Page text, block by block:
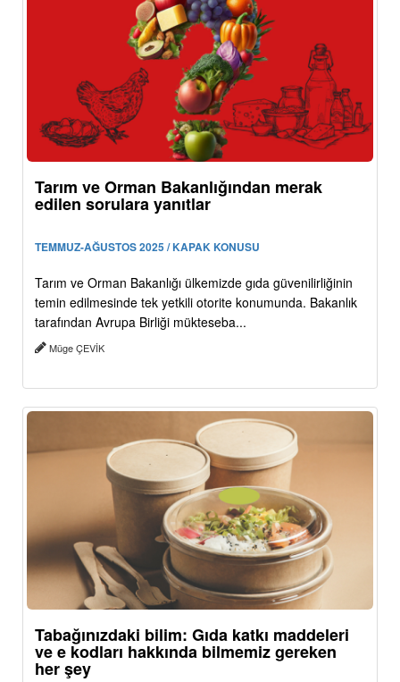
Tarım ve Orman Bakanlığından merak
edilen sorulara yanıtlar
TEMMUZ-AĞUSTOS 2025 / KAPAK KONUSU
Tarım ve Orman Bakanlığı ülkemizde gıda güvenilirliğinin
temin edilmesinde tek yetkili otorite konumunda. Bakanlık
tarafından Avrupa Birliği mükteseba...
Müge ÇEVİK
Tabağınızdaki bilim: Gıda katkı maddeleri
ve e kodları hakkında bilmemiz gereken
her şey